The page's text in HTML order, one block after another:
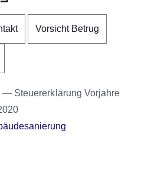
Vorsicht Betrug
Steuererklärung Vorjahre